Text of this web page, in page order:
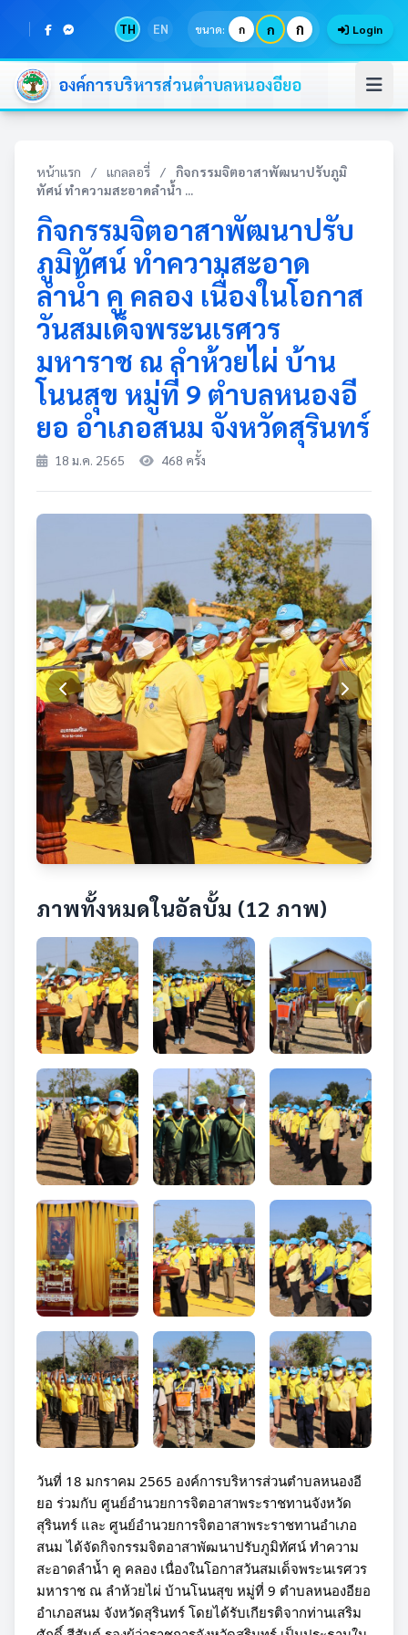
TH EN ขนาด: ก ก ก Login
องค์การบริหารส่วนตำบลหนองอียอ
หน้าแรก / แกลลอรี่ /
กิจกรรมจิตอาสาพัฒนาปรับภูมิ
ทัศน์ ทำความสะอาดลำน้ำ ...
กิจกรรมจิตอาสาพัฒนาปรับ
ภูมิทัศน์ ทำความสะอาด
ลำน้ำ คู คลอง เนื่องในโอกาส
วันสมเด็จพระนเรศวร
มหาราช ณ ลำห้วยไผ่ บ้าน
โนนสุข หมู่ที่ 9 ตำบลหนองอี
ยอ อำเภอสนม จังหวัดสุรินทร์
18 ม.ค. 2565 468 ครั้ง
ภาพทั้งหมดในอัลบั้ม (12 ภาพ)
วันที่ 18 มกราคม 2565 องค์การบริหารส่วนตำบลหนองอี
ยอ ร่วมกับ ศูนย์อำนวยการจิตอาสาพระราชทานจังหวัด
สุรินทร์ และ ศูนย์อำนวยการจิตอาสาพระราชทานอำเภอ
สนม ได้จัดกิจกรรมจิตอาสาพัฒนาปรับภูมิทัศน์ ทำความ
สะอาดลำน้ำ คู คลอง เนื่องในโอกาสวันสมเด็จพระนเรศวร
มหาราช ณ ลำห้วยไผ่ บ้านโนนสุข หมู่ที่ 9 ตำบลหนองอียอ
อำเภอสนม จังหวัดสุรินทร์ โดยได้รับเกียรติจากท่านเสริม